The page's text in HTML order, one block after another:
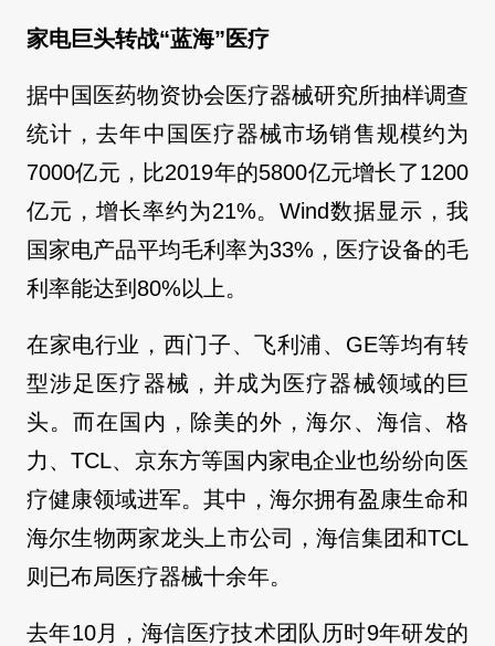
家电巨头转战“蓝海”医疗
据中国医药物资协会医疗器械研究所抽样调查
统计，去年中国医疗器械市场销售规模约为
7000亿元，比2019年的5800亿元增长了1200
亿元，增长率约为21%。Wind数据显示，我
国家电产品平均毛利率为33%，医疗设备的毛
利率能达到80%以上。
在家电行业，西门子、飞利浦、GE等均有转
型涉足医疗器械，并成为医疗器械领域的巨
头。而在国内，除美的外，海尔、海信、格
力、TCL、京东方等国内家电企业也纷纷向医
疗健康领域进军。其中，海尔拥有盈康生命和
海尔生物两家龙头上市公司，海信集团和TCL
则已布局医疗器械十余年。
去年10月，海信医疗技术团队历时9年研发的